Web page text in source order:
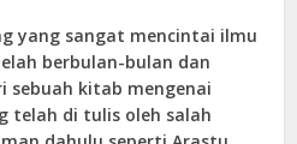
yang sangat mencintai ilmu
berbulan-bulan dan
sebuah kitab mengenai
telah di tulis oleh salah